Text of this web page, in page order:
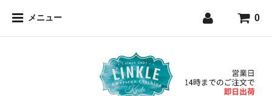
メニュー 0